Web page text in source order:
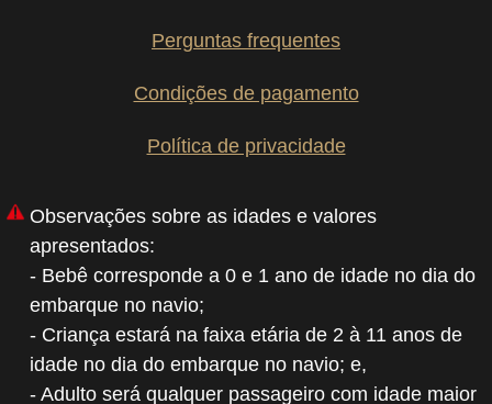
Perguntas frequentes
Condições de pagamento
Política de privacidade
Observações sobre as idades e valores
apresentados:
- Bebê corresponde a 0 e 1 ano de idade no dia do
embarque no navio;
- Criança estará na faixa etária de 2 à 11 anos de
idade no dia do embarque no navio; e,
- Adulto será qualquer passageiro com idade maior